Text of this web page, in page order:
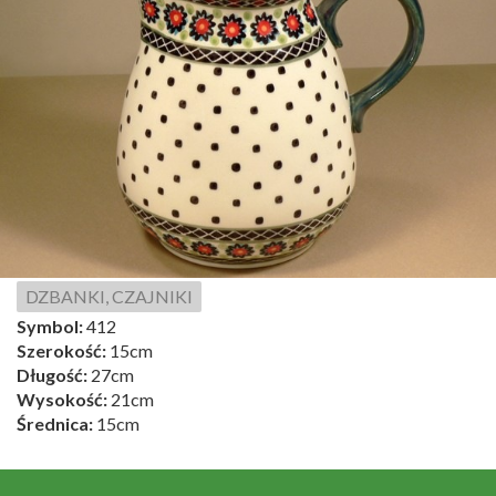
DZBANKI, CZAJNIKI
Symbol:412
Szerokość: 15cm
Długość: 27cm
Wysokość: 21cm
Średnica: 15cm